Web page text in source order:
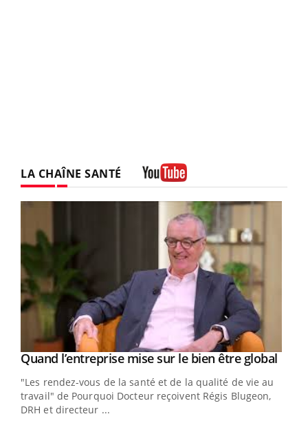
LA CHAÎNE SANTÉ
Youtube
Quand l’entreprise mise sur le bien être global
"Les rendez-vous de la santé et de la qualité de vie au
travail" de Pourquoi Docteur reçoivent Régis Blugeon,
DRH et directeur ...